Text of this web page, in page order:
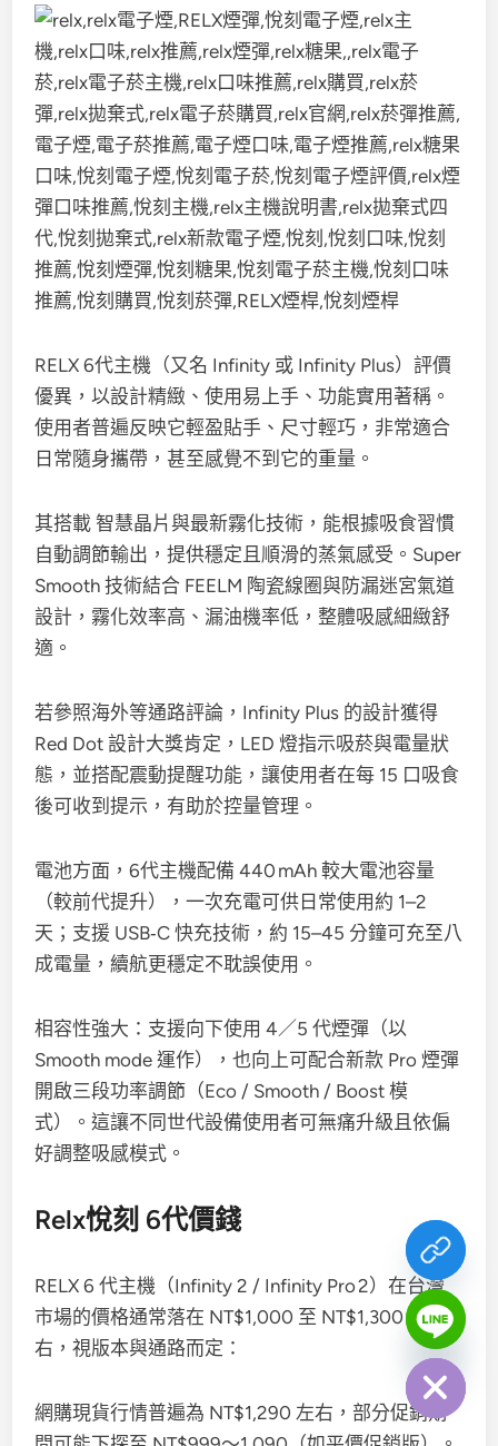
RELX 6代主機（又名 Infinity 或 Infinity Plus）評價
優異，以設計精緻、使用易上手、功能實用著稱。
使用者普遍反映它輕盈貼手、尺寸輕巧，非常適合
日常隨身攜帶，甚至感覺不到它的重量。
其搭載 智慧晶片與最新霧化技術，能根據吸食習慣
自動調節輸出，提供穩定且順滑的蒸氣感受。Super
Smooth 技術結合 FEELM 陶瓷線圈與防漏迷宮氣道
設計，霧化效率高、漏油機率低，整體吸感細緻舒
適。
若參照海外等通路評論，Infinity Plus 的設計獲得
Red Dot 設計大獎肯定，LED 燈指示吸菸與電量狀
態，並搭配震動提醒功能，讓使用者在每 15 口吸食
後可收到提示，有助於控量管理。
電池方面，6代主機配備 440 mAh 較大電池容量
（較前代提升），一次充電可供日常使用約 1–2
天；支援 USB‑C 快充技術，約 15–45 分鐘可充至八
成電量，續航更穩定不耽誤使用。
相容性強大：支援向下使用 4／5 代煙彈（以
Smooth mode 運作），也向上可配合新款 Pro 煙彈
開啟三段功率調節（Eco / Smooth / Boost 模
式）。這讓不同世代設備使用者可無痛升級且依偏
好調整吸感模式。
Relx悅刻 6代價錢
RELX 6 代主機（Infinity 2 / Infinity Pro 2）在台灣
市場的價格通常落在 NT$1,000 至 NT$1,300 左
右，視版本與通路而定：
網購現貨行情普遍為 NT$1,290 左右，部分促銷期
Hide
chaty